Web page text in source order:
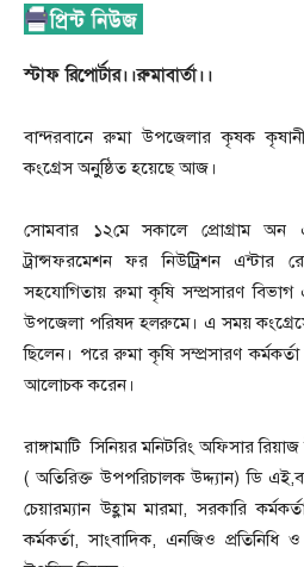
স্টাফ রিপোর্টার।।রুমাবার্তা।।
বান্দরবানে রুমা উপজেলার কৃষক
কংগ্রেস অনুুষ্ঠিত হয়েছে আজ।
সোমবার ১২মে সকালে প্রোগ্রাম অন
ট্রান্সফরমেশন ফর নিউট্রিশন এন্টার
সহযোগিতায় রুমা কৃষি সম্প্রসারণ
উপজেলা পরিষদ হলরুমে। এ সময়
ছিলেন। পরে রুমা কৃষি সম্প্রসারণ
আলোচক করেন।
রাঙ্গামাটি সিনিয়র মনিটরিং অফিসার
( অতিরিক্ত উপপরিচালক উদ্দ্যান) ডি
চেয়ারম্যান উহ্লাম মারমা, সরকারি
কর্মকর্তা, সাংবাদিক, এনজিও প্রতিনিধি